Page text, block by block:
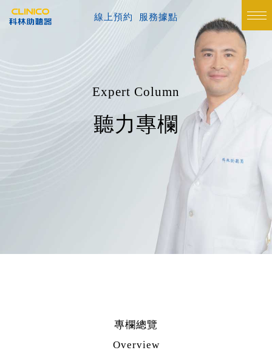
線上預約 服務據點
Expert Column
聽力專欄
專欄總覽
Overview